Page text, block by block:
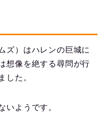
ズ）はハレンの巨城に
想像を絶する尋問が行
した。
いようです。